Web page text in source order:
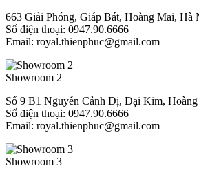
663 Giải Phóng, Giáp Bát, Hoàng Mai, Hà
Số điện thoại: 0947.90.6666
Email: royal.thienphuc@gmail.com
Showroom 2
Số 9 B1 Nguyễn Cảnh Dị, Đại Kim,
Số điện thoại: 0947.90.6666
Email: royal.thienphuc@gmail.com
Showroom 3